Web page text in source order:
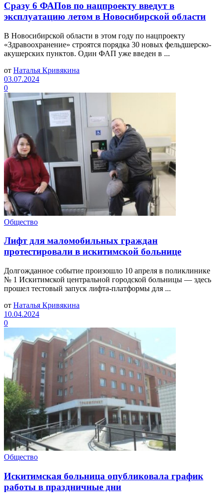
Сразу 6 ФАПов по нацпроекту введут в
эксплуатацию летом в Новосибирской области
В Новосибирской области в этом году по нацпроекту
«Здравоохранение» строятся порядка 30 новых фельдшерско-
акушерских пунктов. Один ФАП уже введен в ...
от Наталья Кривякина
03.07.2024
0
Общество
Лифт для маломобильных граждан
протестировали в искитимской больнице
Долгожданное событие произошло 10 апреля в поликлинике
№ 1 Искитимской центральной городской больницы — здесь
прошел тестовый запуск лифта-платформы для ...
от Наталья Кривякина
10.04.2024
0
Общество
Искитимская больница опубликовала график
работы в праздничные дни